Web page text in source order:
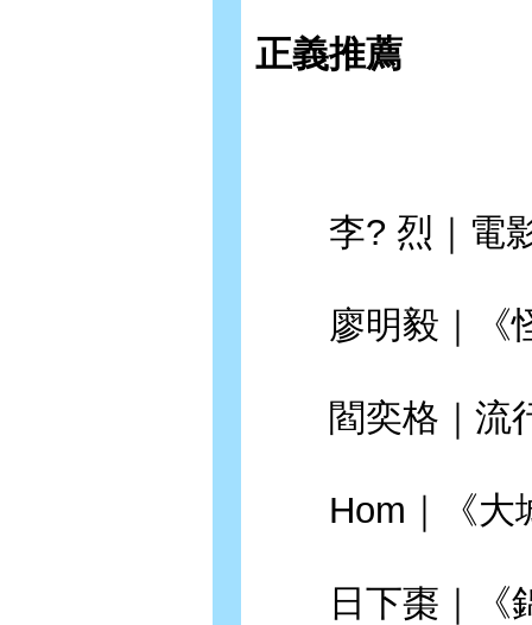
正義推薦
李? 烈｜電
廖明毅｜《
閻奕格｜流
Hom｜《大
日下棗｜《